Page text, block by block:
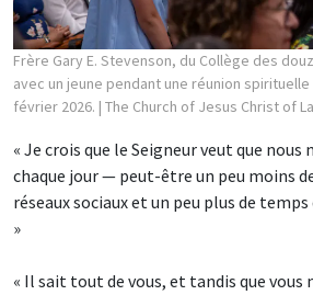
Frère Gary E. Stevenson, du Collège des
avec un jeune pendant une réunion spirituelle
février 2026. | The Church of Jesus Christ of
« Je crois que le Seigneur veut que nous
chaque jour — peut-être un peu moins
réseaux sociaux et un peu plus de
»
« Il sait tout de vous, et tandis que vous